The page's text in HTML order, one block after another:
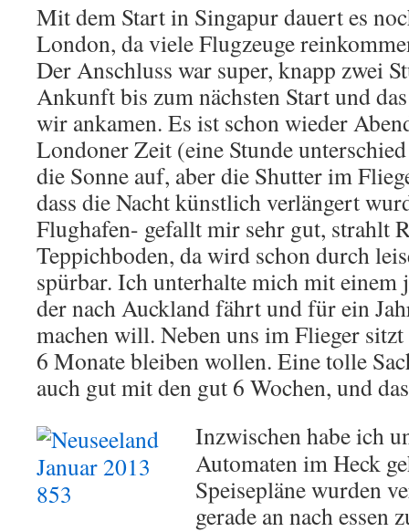
Mit dem Start in Singapur dauert es
London, da viele Flugzeuge
Der Anschluss war super, knapp zwei
Ankunft bis zum nächsten Start und
wir ankamen. Es ist schon wieder
Londoner Zeit (eine Stunde
die Sonne auf, aber die Shutter im
dass die Nacht künstlich verlängert
Flughafen- gefallt mir sehr gut, strahlt
Teppichboden, da wird schon durch
spürbar. Ich unterhalte mich mit einem
der nach Auckland fährt und für ein
machen will. Neben uns im Flieger sitzt
6 Monate bleiben wollen. Eine tolle
auch gut mit den gut 6 Wochen, und
Inzwischen habe ich
Automaten im Heck
Speisepläne wurden
gerade an nach